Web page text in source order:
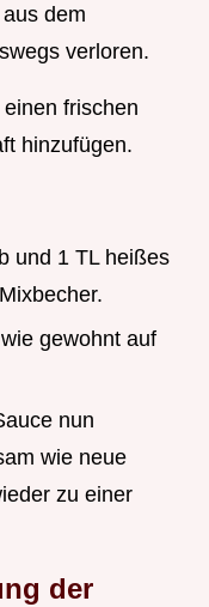
dem
verloren.
frischen
hinzufügen.
und 1 TL heißes
gewohnt auf
nun
wie neue
zu einer
der